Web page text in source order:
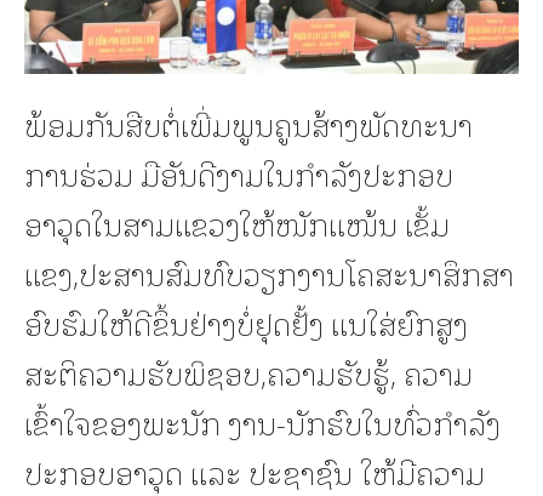
ພ້ອມກັນສືບຕໍ່ເພີ່ມພູນຄູນສ້າງພັດທະນາ
ການຮ່ວມ ມືອັນດີງາມໃນກຳລັງປະກອບ
ອາວຸດໃນສາມແຂວງໃຫ້ໜັກແໜ້ນ ເຂັ້ມ
ແຂງ,ປະສານສົມທົບວຽກງານໂຄສະນາສຶກສາ
ອົບຮົມໃຫ້ດີຂຶ້ນຢ່າງບໍ່ຢຸດຢັ້ງ ແນໃສ່ຍົກສູງ
ສະຕິຄວາມຮັບພິຊອບ,ຄວາມຮັບຮູ້, ຄວາມ
ເຂົ້າໃຈຂອງພະນັກ ງານ-ນັກຮົບໃນທົ່ວກຳລັງ
ປະກອບອາວຸດ ແລະ ປະຊາຊົນ ໃຫ້ມີຄວາມ